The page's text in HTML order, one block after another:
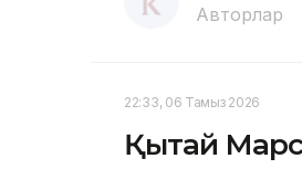
Авторлар
22:33, 06 Тамыз 2026
Қытай